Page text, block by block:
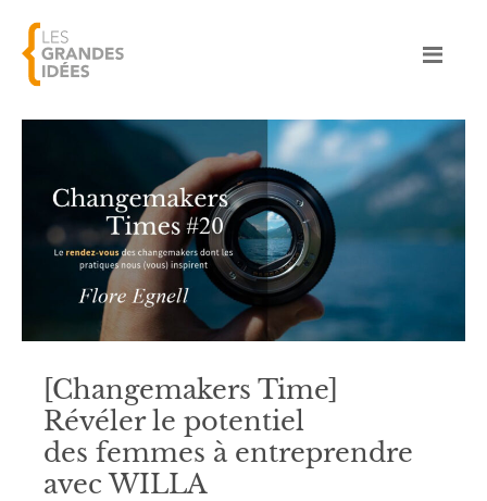
[Changemakers Time]
Révéler le potentiel
des femmes à entreprendre
avec WILLA